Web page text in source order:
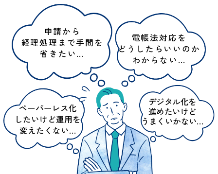
申請から
経理処理まで手間を
省きたい…
電帳法対応を
どうしたらいいのか
わからない…
ペーパーレス化
したいけど運用を
変えたくない…
デジタル化を
進めたいけど
うまくいかない…